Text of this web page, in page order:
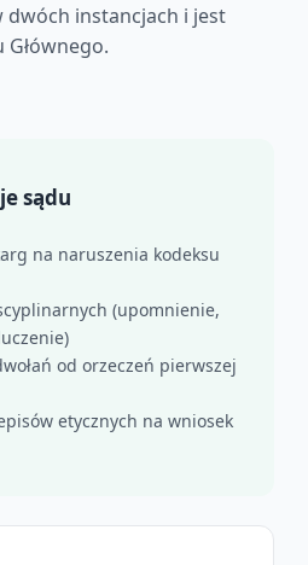
dwóch instancjach i jest
sądu
na naruszenia kodeksu
(upomnienie,
od orzeczeń pierwszej
etycznych na wniosek